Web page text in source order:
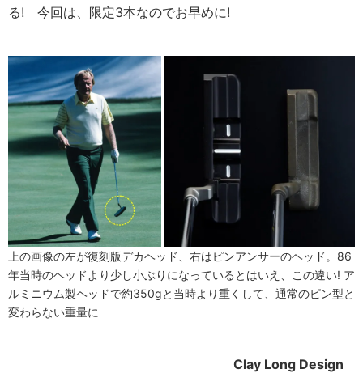
る! 今回は、限定3本なのでお早めに!
上の画像の左が復刻版デカヘッド、右はピンアンサーのヘッド。86
年当時のヘッドより少し小ぶりになっているとはいえ、この違い! ア
ルミニウム製ヘッドで約350gと当時より重くして、通常のピン型と
変わらない重量に
Clay Long Design